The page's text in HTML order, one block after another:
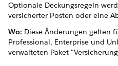
Optionale Deckungsregeln
versicherter Posten oder eine
Wo: Diese Änderungen gelten
Professional, Enterprise und
verwalteten Paket